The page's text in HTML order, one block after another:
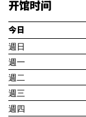
开馆时间
今日
週日
週一
週二
週三
週四